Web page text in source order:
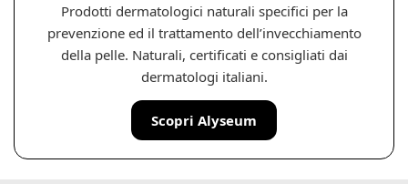
Prodotti dermatologici naturali specifici per la
prevenzione ed il trattamento dell’invecchiamento
della pelle. Naturali, certificati e consigliati dai
dermatologi italiani.
Scopri Alyseum